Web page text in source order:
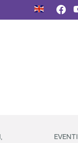
EVENTI